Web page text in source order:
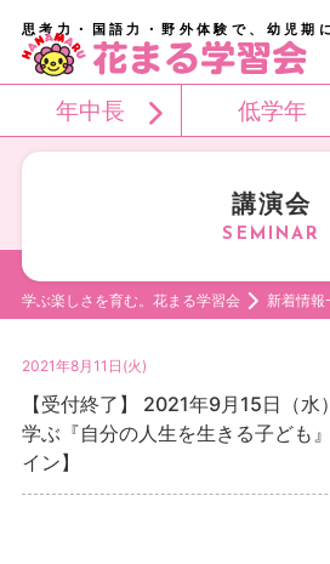
思考力・国語力・野外体験で、幼児期
年中長 低学年
講演会
学ぶ楽しさを育む。花まる学習会 新着情報
2021年8月11日(火)
【受付終了】 2021年9月15日（
学ぶ『自分の人生を生きる子ども
イン】